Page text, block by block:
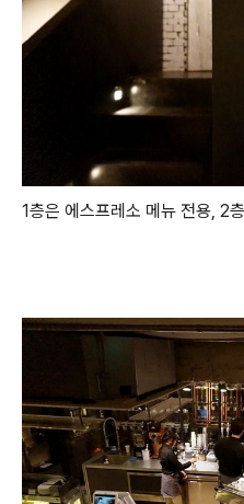
1층은 에스프레소 메뉴 전용, 2